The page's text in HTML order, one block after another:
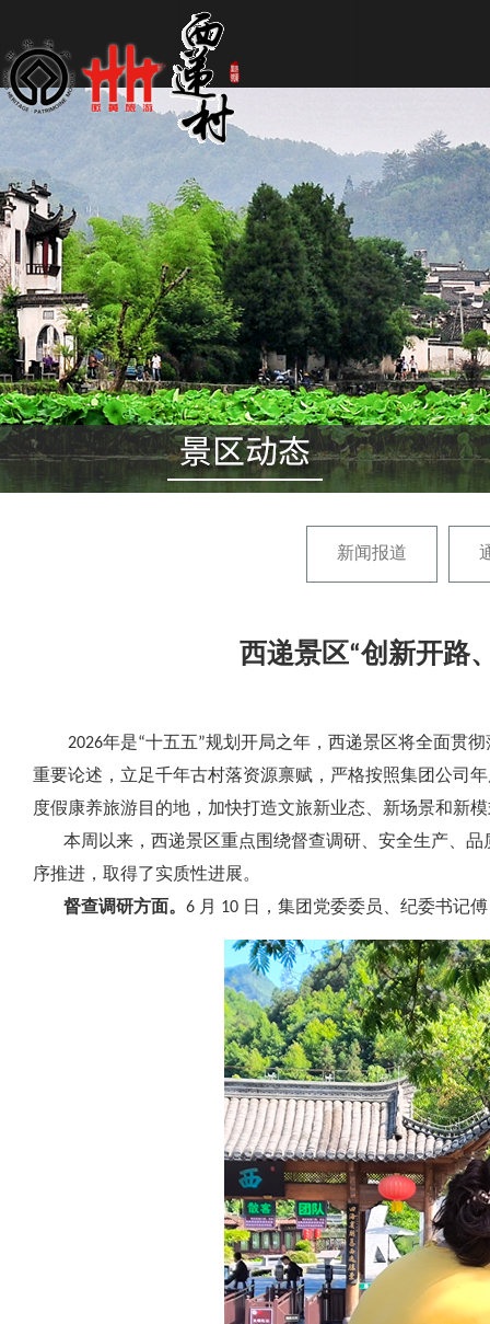
新闻报道
西递景区“创新开路
2026年是“十五五”规划开局之年，西递景区将全面贯彻
重要论述，立足千年古村落资源禀赋，严格按照集团公司
度假康养旅游目的地，加快打造文旅新业态、新场景和新
本周以来，西递景区重点围绕督查调研、安全生产、品
序推进，取得了实质性进展。
督查调研方面。 6 月 10 日，集团党委委员、纪委书记